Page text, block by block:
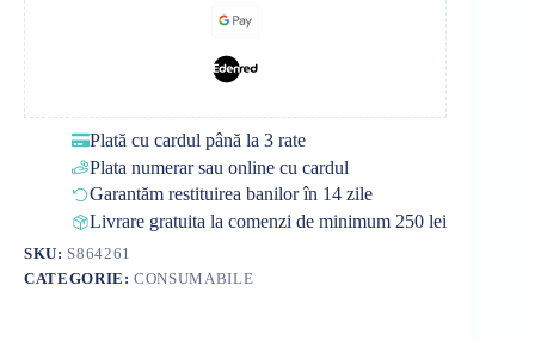
Plată cu cardul până la 3 rate
Plata numerar sau online cu cardul
Garantăm restituirea banilor în 14 zile
Livrare gratuita la comenzi de minimum 250 lei
SKU: S864261
CATEGORIE:CONSUMABILE